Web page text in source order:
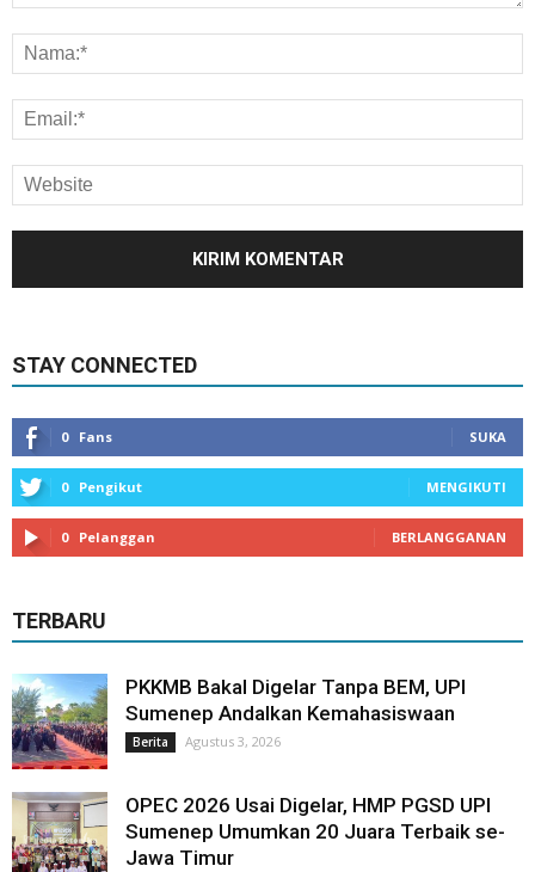
STAY CONNECTED
0 Fans SUKA
0 Pengikut MENGIKUTI
0 Pelanggan BERLANGGANAN
TERBARU
PKKMB Bakal Digelar Tanpa BEM, UPI
Sumenep Andalkan Kemahasiswaan
Berita Agustus 3, 2026
OPEC 2026 Usai Digelar, HMP PGSD UPI
Sumenep Umumkan 20 Juara Terbaik se-
Jawa Timur